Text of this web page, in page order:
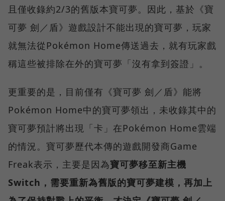
且僅收錄約2/3的舊版本寶可夢。因此，基於《寶
可夢 劍／盾》遊戲設計不能出現的寶可夢，玩家
就無法從Pokémon Home傳送過去，就有玩家戲
稱這些被排除在外的寶可夢「沒有拿到簽證」。
更重要的是，目前僅有《寶可夢 劍／盾》能將
Pokémon Home中的寶可夢領出，未收錄其中的
寶可夢預計將出現「卡」在Pokémon Home雲端
的情況。寶可夢歷代本傳的遊戲開發商Game
Freak表示，主要是因為寶可夢移至新主機
Switch，需要重新為舊版的寶可夢建模，再加上